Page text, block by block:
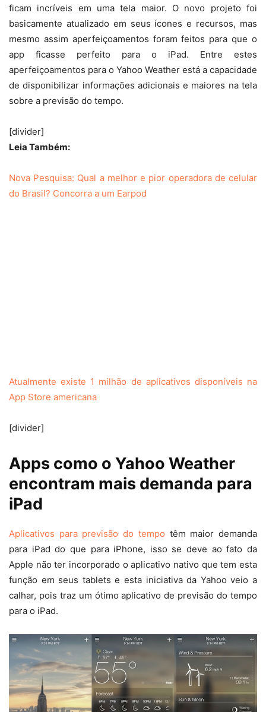
ficam incríveis em uma tela maior. O novo projeto foi
basicamente atualizado em seus ícones e recursos, mas
mesmo assim aperfeiçoamentos foram feitos para que o
app ficasse perfeito para o iPad. Entre estes
aperfeiçoamentos para o Yahoo Weather está a capacidade
de disponibilizar informações adicionais e maiores na tela
sobre a previsão do tempo.
[divider]
Leia Também:
Nova Pesquisa: Qual a melhor e pior operadora de celular
do Brasil? Concorra a um Earpod
Atualmente existe 1 milhão de aplicativos disponíveis na
App Store americana
[divider]
Apps como o Yahoo Weather
encontram mais demanda para
iPad
Aplicativos para previsão do tempo têm maior demanda
para iPad do que para iPhone, isso se deve ao fato da
Apple não ter incorporado o aplicativo nativo que tem esta
função em seus tablets e esta iniciativa da Yahoo veio a
calhar, pois traz um ótimo aplicativo de previsão do tempo
para o iPad.